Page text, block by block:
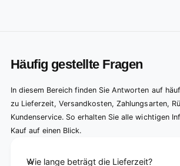
Häufig gestellte Fragen
In diesem Bereich finden Sie Antworten auf
zu Lieferzeit, Versandkosten, Zahlungsarten,
Kundenservice. So erhalten Sie alle wichtigen
Kauf auf einen Blick.
Wie lange beträgt die Lieferzeit?